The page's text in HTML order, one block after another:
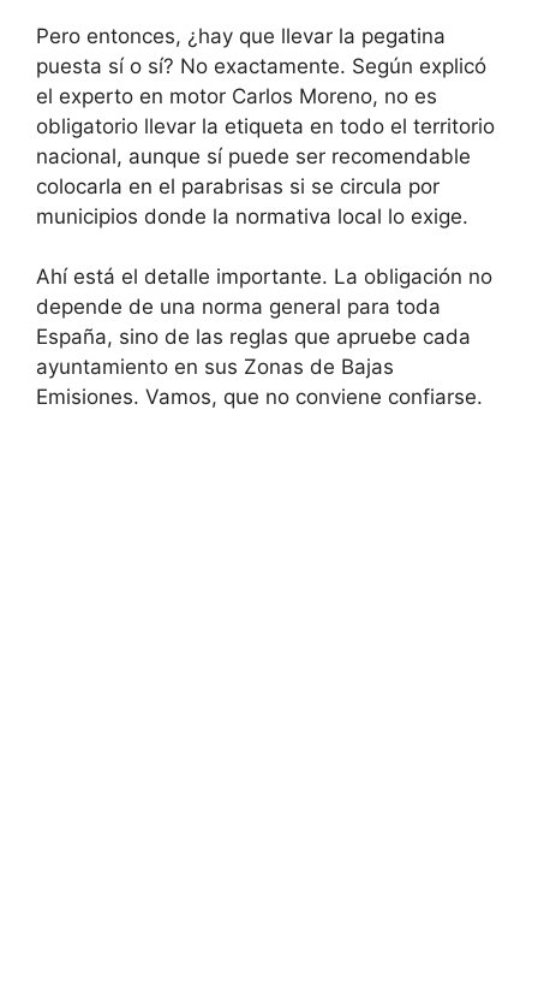
Pero entonces, ¿hay que llevar la pegatina
puesta sí o sí? No exactamente. Según explicó
el experto en motor Carlos Moreno, no es
obligatorio llevar la etiqueta en todo el territorio
nacional, aunque sí puede ser recomendable
colocarla en el parabrisas si se circula por
municipios donde la normativa local lo exige.
Ahí está el detalle importante. La obligación no
depende de una norma general para toda
España, sino de las reglas que apruebe cada
ayuntamiento en sus Zonas de Bajas
Emisiones. Vamos, que no conviene confiarse.